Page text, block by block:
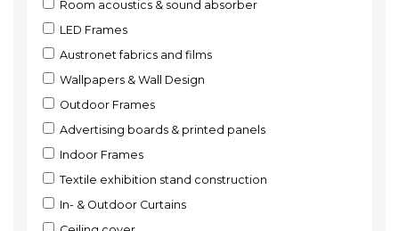
Room acoustics & sound absorber
LED Frames
Austronet fabrics and films
Wallpapers & Wall Design
Outdoor Frames
Advertising boards & printed panels
Indoor Frames
Textile exhibition stand construction
In- & Outdoor Curtains